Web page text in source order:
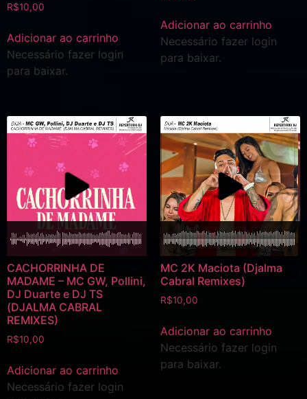
R$10,00
Adicionar ao carrinho
Necessário fazer login
para baixar.
Adicionar ao carrinho
Necessário fazer login
para baixar.
CACHORRINHA DE
MADAME – MC GW, Pollini,
DJ Duarte e DJ TS
(DJALMA CABRAL
REMIXES)
R$10,00
Adicionar ao carrinho
Necessário fazer login
MC 2K Maciota (Djalma
Cabral Remixes)
R$10,00
Adicionar ao carrinho
Necessário fazer login
para baixar.